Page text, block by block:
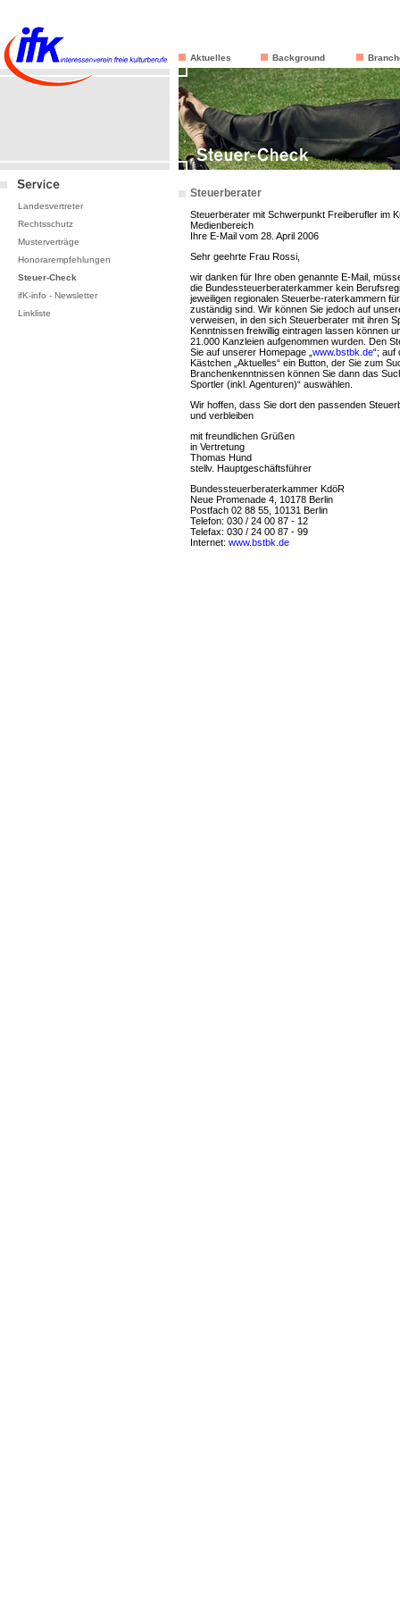
Aktuelles Background
Landesvertreter
Rechtsschutz
Musterverträge
Honorarempfehlungen
Steuer-Check
ifK-info - Newsletter
Linkliste
Steuerberater
Steuerberater mit Schwerpunkt Freiberufler im
Medienbereich
Ihre E-Mail vom 28. April 2006
Sehr geehrte Frau Rossi,
wir danken für Ihre oben genannte E-Mail,
die Bundessteuerberaterkammer kein
jeweiligen regionalen Steuerbe-raterkammern
zuständig sind. Wir können Sie jedoch auf
verweisen, in den sich Steuerberater mit ihren
Kenntnissen freiwillig eintragen lassen können
21.000 Kanzleien aufgenommen wurden. Den
Sie auf unserer Homepage „ www.bstbk.de“; auf
Kästchen „Aktuelles“ ein Button, der Sie zum
Branchenkenntnissen können Sie dann das
Sportler (inkl. Agenturen)“ auswählen.
Wir hoffen, dass Sie dort den passenden
und verbleiben
mit freundlichen Grüßen
in Vertretung
Thomas Hund
stellv. Hauptgeschäftsführer
Bundessteuerberaterkammer KdöR
Neue Promenade 4, 10178 Berlin
Postfach 02 88 55, 10131 Berlin
Telefon: 030 / 24 00 87 - 12
Telefax: 030 / 24 00 87 - 99
Internet: www.bstbk.de